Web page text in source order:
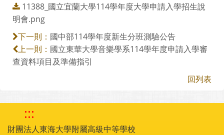
11388_國立宜蘭大學114學年度大學申請入學招生說
明會.png
下一則： 國中部114學年度新生分班測驗公告
上一則： 國立東華大學音樂學系114學年度申請入學審
查資料項目及準備指引
回列表
:::
財團法人東海大學附屬高級中等學校